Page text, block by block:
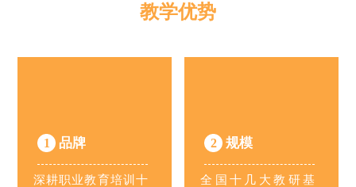
教学优势
1 品牌
深耕职业教育培训十
2 规模
全国十几大教研基